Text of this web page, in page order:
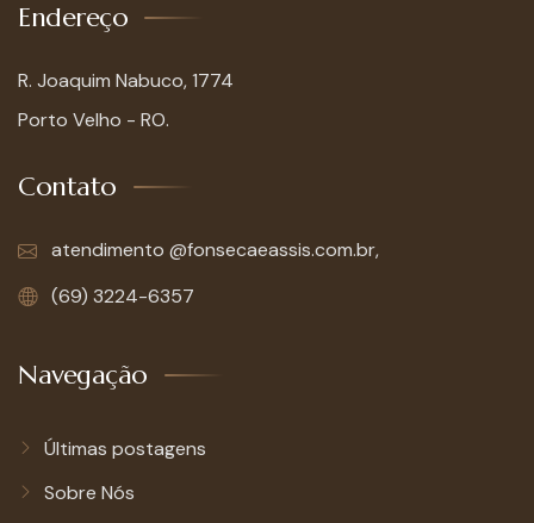
Endereço
R. Joaquim Nabuco, 1774
Porto Velho - RO.
Contato
atendimento @fonsecaeassis.com.br,
(69) 3224-6357
Navegação
Últimas postagens
Sobre Nós